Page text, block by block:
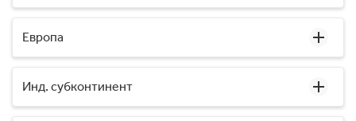
Европа
Инд. субконтинент